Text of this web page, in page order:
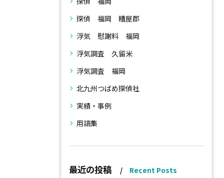
探偵 福岡 糟屋郡
浮気 慰謝料 福岡
浮気調査 久留米
浮気調査 福岡
北九州つばめ探偵社
実績・事例
用語集
最近の投稿 Recent Posts